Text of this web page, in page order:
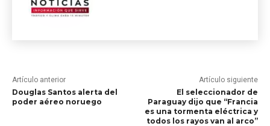
Artículo anterior
Douglas Santos alerta del
poder aéreo noruego
Artículo siguiente
El seleccionador de
Paraguay dijo que “Francia
es una tormenta eléctrica y
todos los rayos van al arco”